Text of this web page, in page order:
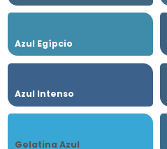
Azul Egípcio
Azul Intenso
Gelatina Azul